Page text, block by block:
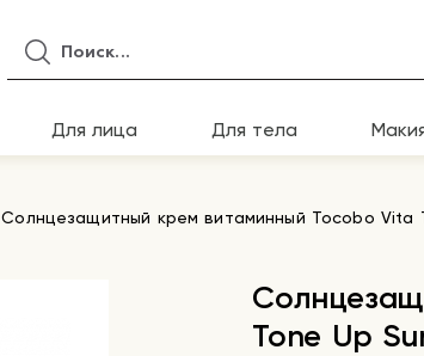
Для лица Для тела
Солнцезащитный крем витаминный Tocobo Vita
Tone Up